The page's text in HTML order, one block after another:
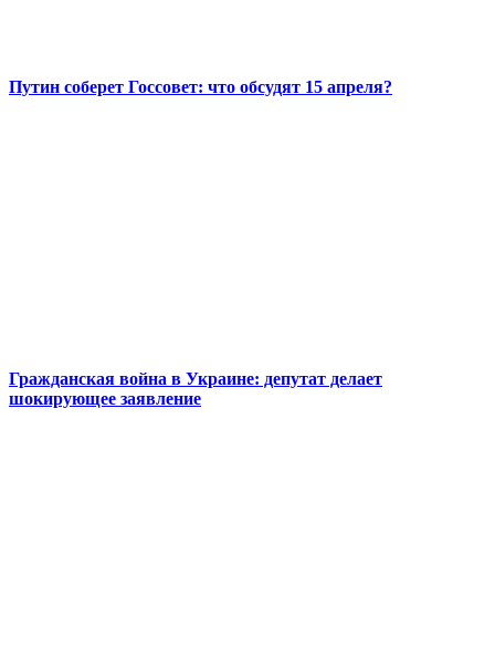
Путин соберет Госсовет: что обсудят 15 апреля?
Гражданская война в Украине: депутат делает
шокирующее заявление